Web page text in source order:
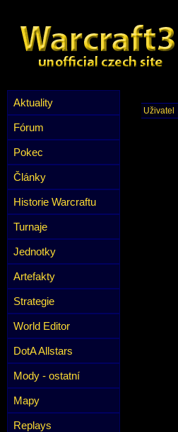
Aktuality
Fórum
Pokec
Články
Historie Warcraftu
Turnaje
Jednotky
Artefakty
Strategie
World Editor
DotA Allstars
Mody - ostatní
Mapy
Replays
Uživatel